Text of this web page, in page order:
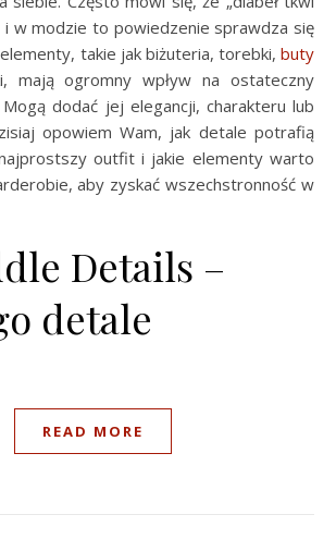
i w modzie to powiedzenie sprawdza się
takie jak biżuteria, torebki, buty
mają ogromny wpływ na ostateczny
dodać jej elegancji, charakteru lub
opowiem Wam, jak detale potrafią
outfit i jakie elementy warto
aby zyskać wszechstronność w
Details –
detale
READ MORE